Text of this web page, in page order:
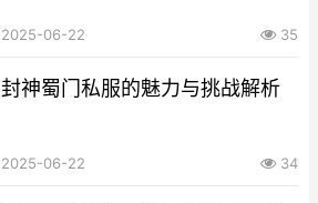
2025-06-22 35
封神蜀门私服的魅力与挑战解析
2025-06-22 34